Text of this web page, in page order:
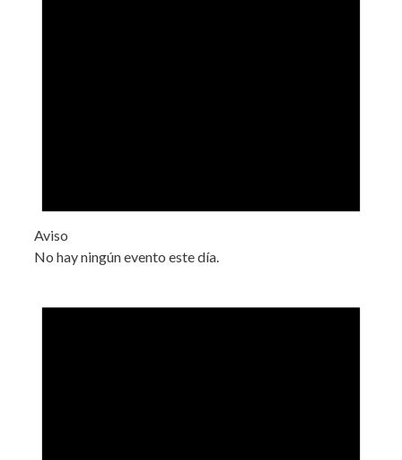
Aviso
No hay ningún evento este día.